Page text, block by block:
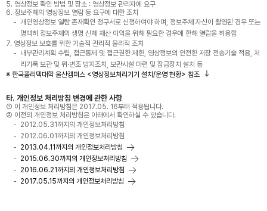
5. 영상정보 확인 방법 및 장소 : 영상정보 관리자에 요구
6. 정보주체의 영상정보 열람 등 요구에 대한 조치
개인영상정보 열람 존재확인 청구서로 신청하여야 하며, 정보주체 자신이 촬영된 경우 또는
명백히 정보주체의 생명 신체 재산 이익을 위해 필요한 경우에 한해 열람을 허용함
7. 영상정보 보호를 위한 기술적 관리적 물리적 조치
내부관리계획 수립, 접근통제 및 접근권한 제한, 영상정보의 안전한 저장 전송기술 적용, 처
리기록 보관 및 위·변조 방지조치, 보관시설 마련 및 잠금장치 설치 등
※ 한국폴리텍대학 울산캠퍼스 <영상정보처리기기 설치/운영 현황> 참조
타. 개인정보 처리방침 변경에 관한 사항
① 이 개인정보 처리방침은 2017.05. 16부터 적용됩니다.
② 이전의 개인정보 처리방침은 아래에서 확인하실 수 있습니다.
2012.05.31까지의 개인정보처리방침
2012.06.01까지의 개인정보처리방침
2013.04.11까지의 개인정보처리방침
2015.06.30까지의 개인정보처리방침
2016.06.21까지의 개인정보처리방침
2017.05.15까지의 개인정보처리방침